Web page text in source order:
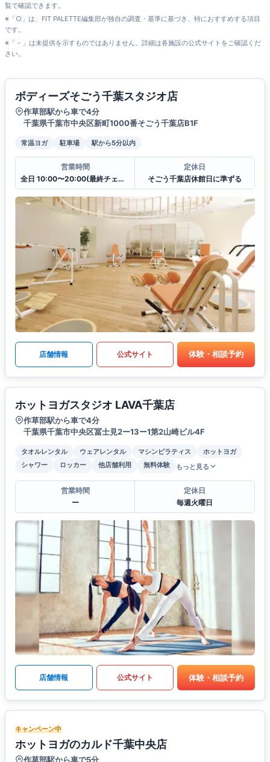
覧で確認できます。
※「○」は、FIT PALETTE編集部が独自の調査・基準に基づき、特におすすめする項目
です。
※「－」は未提供を示すものではありません。詳細は各施設の公式サイトをご確認くだ
さい。
ボディーズそごう千葉スタジオ店
作草部駅から車で4分
千葉県千葉市中央区新町1000番そごう千葉店B1F
常温ヨガ 駐車場 駅から5分以内
営業時間
全日 10:00〜20:00(最終チェックイン19:30)
定休日
そごう千葉店休館日に準ずる
店舗情報 公式サイト 体験・相談予約
ホットヨガスタジオ LAVA千葉店
作草部駅から車で4分
千葉県千葉市中央区冨士見2ー13ー1第2山崎ビル4F
タオルレンタル ウェアレンタル マシンピラティス
ホットヨガ
シャワー
ロッカー 他店舗利用 無料体験 もっと見る
営業時間
ー
定休日
毎週火曜日
店舗情報 公式サイト 体験・相談予約
キャンペーン中
ホットヨガのカルド千葉中央店
作草部駅から車で5分